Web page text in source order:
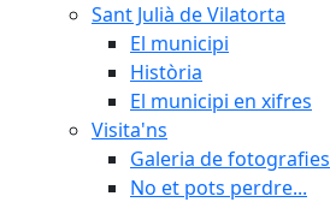
Sant Julià de Vilatorta
El municipi
Història
El municipi en xifres
Visita'ns
Galeria de fotografies
No et pots perdre...